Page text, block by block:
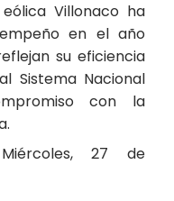
Villonaco ha
en el año
su eficiencia
Sistema Nacional
con la
27 de